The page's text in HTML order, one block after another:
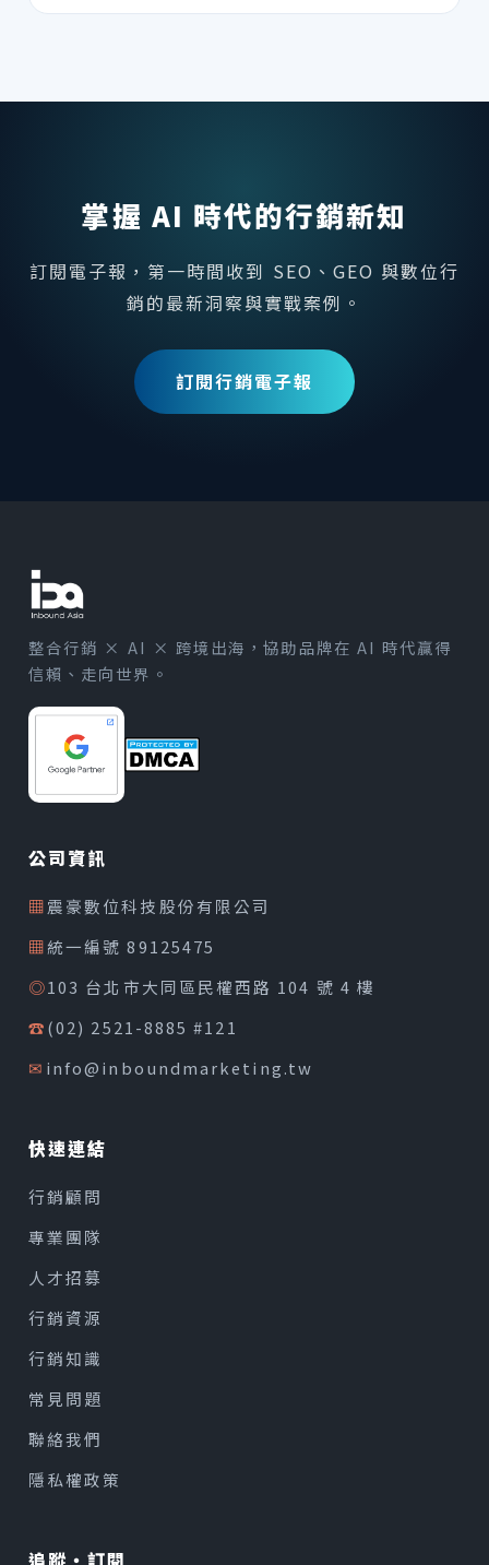
掌握 AI 時代的行銷新知
訂閱電子報，第一時間收到 SEO、GEO 與數位行
銷的最新洞察與實戰案例。
訂閱行銷電子報
整合行銷 × AI × 跨境出海，協助品牌在 AI 時代贏得
信賴、走向世界。
公司資訊
▦震豪數位科技股份有限公司
▦統一編號 89125475
◎103 台北市大同區民權西路 104 號 4 樓
☎(02) 2521-8885 #121
✉ info@inboundmarketing.tw
快速連結
行銷顧問
專業團隊
人才招募
行銷資源
行銷知識
常見問題
聯絡我們
隱私權政策
追蹤・訂閱